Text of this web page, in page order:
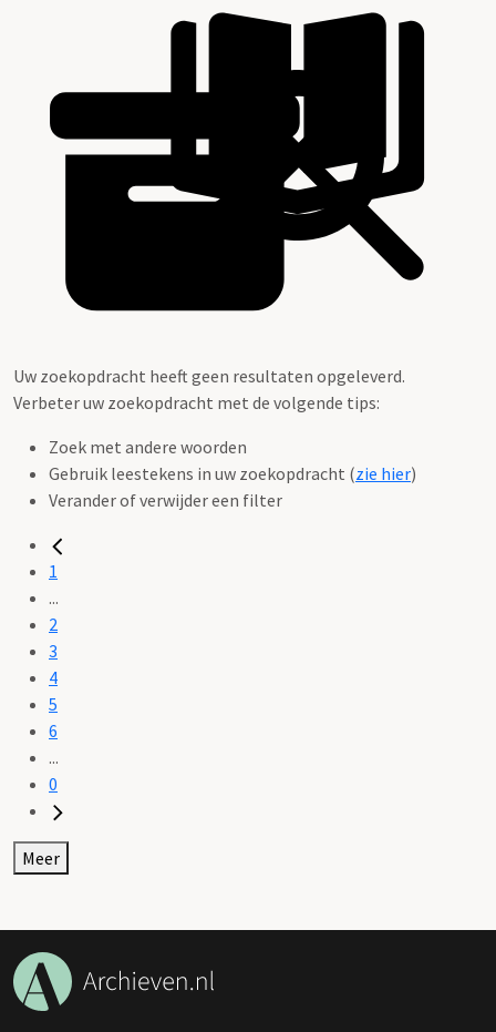
Uw zoekopdracht heeft geen resultaten opgeleverd.
Verbeter uw zoekopdracht met de volgende tips:
Zoek met andere woorden
Gebruik leestekens in uw zoekopdracht (zie hier)
Verander of verwijder een filter
1
...
2
3
4
5
6
...
0
Meer